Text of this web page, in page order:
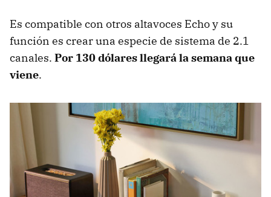
Es compatible con otros altavoces Echo y su
función es crear una especie de sistema de 2.1
canales. Por 130 dólares llegará la semana que
viene.